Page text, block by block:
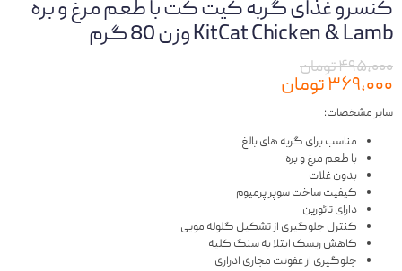
کنسرو غذای گربه کیت کت با طعم مرغ و بره
KitCat Chicken & Lamb وزن 80 گرم
۴۹۵,۰۰۰ تومان
۳۶۹,۰۰۰ تومان
سایر مشخصات:
مناسب برای گربه های بالغ
با طعم مرغ و بره
بدون غلات
کیفیت ساخت سوپر پرمیوم
دارای تائورین
کنترل جلوگیری از تشکیل گلوله مویی
کاهش ریسک ابتلا به سنگ کلیه
جلوگیری از عفونت مجاری ادراری